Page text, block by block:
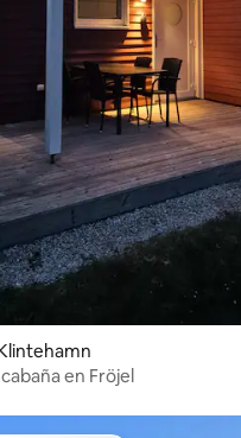
en Fröjel